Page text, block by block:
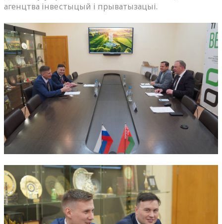
агенцтва інвестыцый і прыватызацыі.